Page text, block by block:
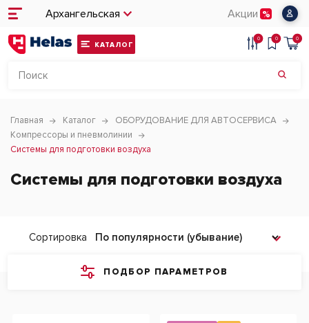
Архангельская Акции
КАТАЛОГ
0 0 0
Главная Каталог
ОБОРУДОВАНИЕ ДЛЯ АВТОСЕРВИСА
Компрессоры и пневмолинии
Системы для подготовки воздуха
Системы для подготовки воздуха
ПОДБОР ПАРАМЕТРОВ
Сортировка